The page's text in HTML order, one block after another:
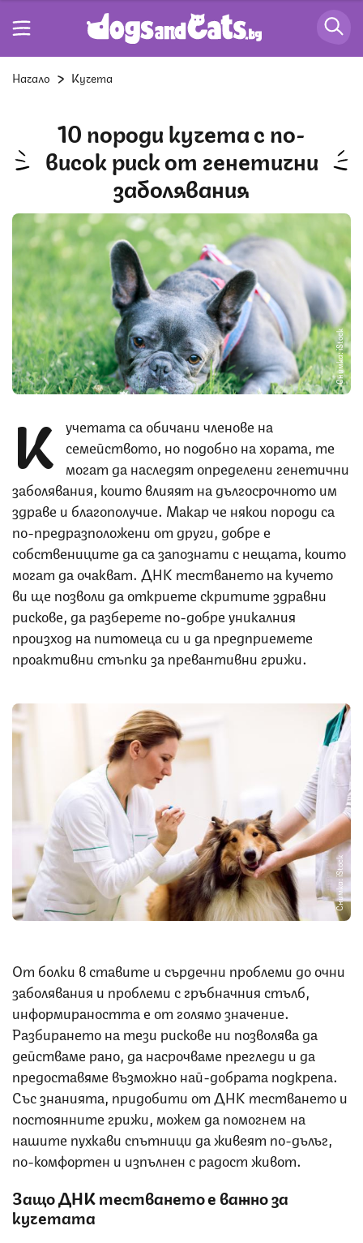
Начало Кучета
10 породи кучета с по-
висок риск от генетични
заболявания
Снимка: iStock
К учетата са обичани членове на
семейството, но подобно на хората, те
могат да наследят определени генетични
заболявания, които влияят на дългосрочното им
здраве и благополучие. Макар че някои породи са
по-предразположени от други, добре е
собствениците да са запознати с нещата, които
могат да очакват. ДНК тестването на кучето
ви ще позволи да откриете скритите здравни
рискове, да разберете по-добре уникалния
произход на питомеца си и да предприемете
проактивни стъпки за превантивни грижи.
Снимка: iStock
От болки в ставите и сърдечни проблеми до очни
заболявания и проблеми с гръбначния стълб,
информираността е от голямо значение.
Разбирането на тези рискове ни позволява да
действаме рано, да насрочваме прегледи и да
предоставяме възможно най-добрата подкрепа.
Със знанията, придобити от ДНК тестването и
постоянните грижи, можем да помогнем на
нашите пухкави спътници да живеят по-дълъг,
по-комфортен и изпълнен с радост живот.
Защо ДНК тестването е важно за
кучетата